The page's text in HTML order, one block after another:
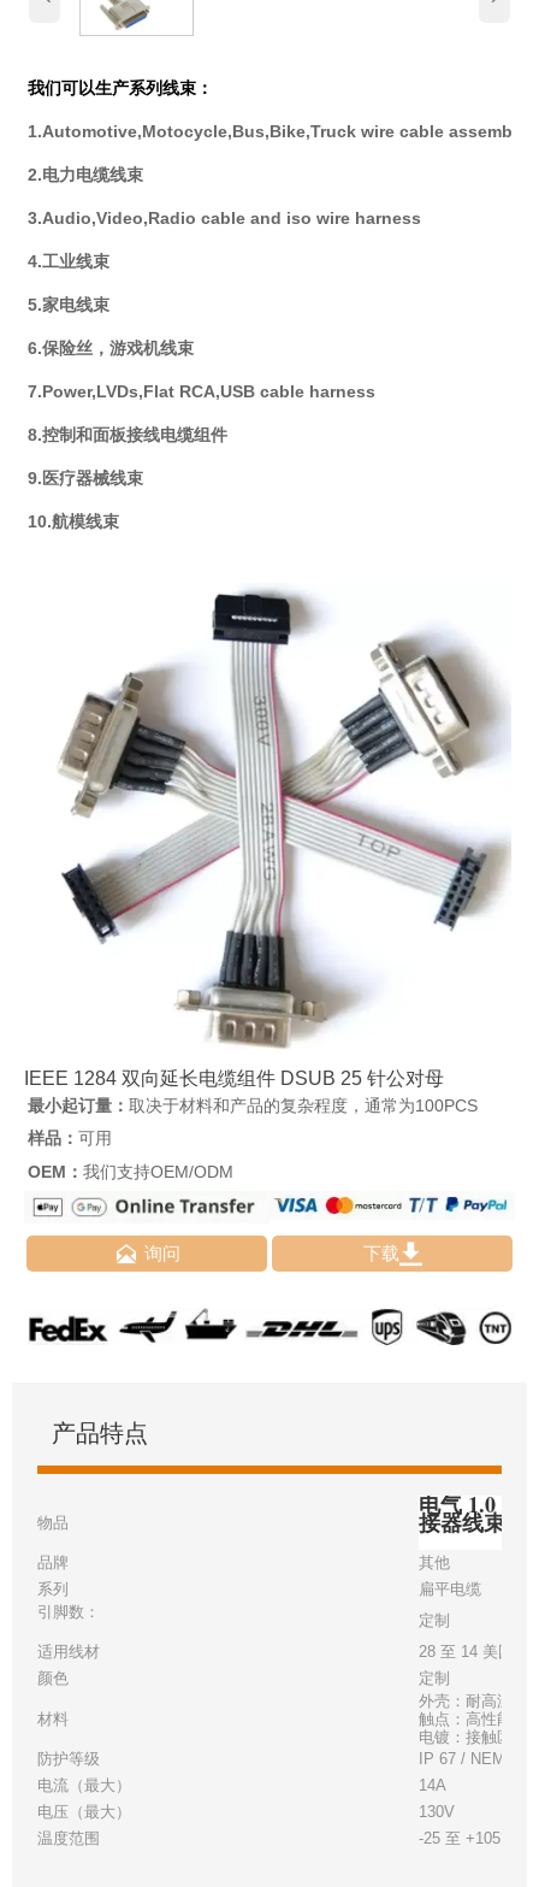
我们可以生产系列线束：
1.Automotive,Motocycle,Bus,Bike,Truck wire cable assembly
2.电力电缆线束
3.Audio,Video,Radio cable and iso wire harness
4.工业线束
5.家电线束
6.保险丝，游戏机线束
7.Power,LVDs,Flat RCA,USB cable harness
8.控制和面板接线电缆组件
9.医疗器械线束
10.航模线束
IEEE 1284 双向延长电缆组件 DSUB 25 针公对母
最小起订量： 取决于材料和产品的复杂程度，通常为100PCS
样品： 可用
OEM： 我们支持OEM/ODM
 询问 下载
产品特点
物品
电气 1.0 毫
接器线束
品牌
其他
系列
扁平电缆
引脚数：
定制
适用线材
28 至 14 美国线
颜色
定制
材料
外壳：耐高温白
触点：高性能铜
电镀：接触区 -
防护等级
IP 67 / NEMA 6P
电流（最大）
14A
电压（最大）
130V
温度范围
-25 至 +105°C